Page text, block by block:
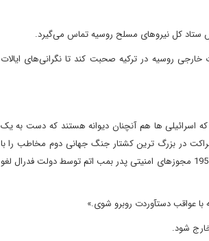
ستاد کل نیروهای مسلح روسیه تماس می‌گیرد.
روسیه در ترکیه صحبت کند تا نگرانی‌های ایالات
که اسرائیلی ها هم آنچنان دیوانه هستند که دست به یک
در بزرگ ترین کشتار جنگ جهانی دوم مخاطب را با
جای خالی اخلاق در جریان بمباران هیروشیما و ناکازاکی تنها می گذارد. نکته جالب اینجاست که در سال 1954 مجوزهای امنیتی پدر بمب اتم توسط دولت فدرال لغو
عواقب دستآوردت روبرو شوی.»
شود.